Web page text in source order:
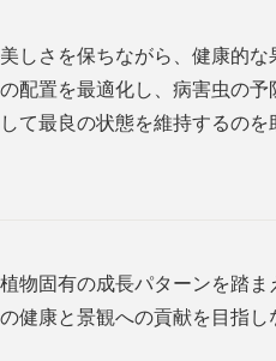
しさを保ちながら、健康的な
配置を最適化し、病害虫の
て最良の状態を維持するのを
物固有の成長パターンを踏
健康と景観への貢献を目指し